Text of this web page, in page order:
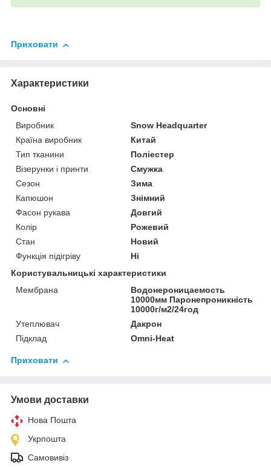
Приховати
Характеристики
Основні
Виробник
Snow Headquarter
Країна виробник
Китай
Тип тканини
Поліестер
Візерунки і принти
Смужка
Сезон
Зима
Капюшон
Знімний
Фасон рукава
Довгий
Колір
Рожевий
Стан
Новий
Функція підігріву
Ні
Користувальницькі характеристики
Мембрана
Водонероницаемость
10000мм Паронепроникність
10000г/м2/24год
Утеплювач
Дакрон
Підклад
Omni-Heat
Приховати
Умови доставки
Нова Пошта
Укрпошта
Самовивіз